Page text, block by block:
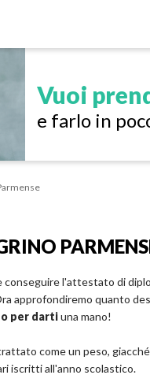
Vuoi
e farlo in
conseguire l'attestato di
approfondiremo quanto
per dartiuna mano!
come un peso,
iscritti all'anno scolastico.